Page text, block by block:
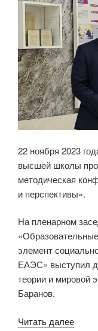
22 ноября 2023
высшей школы
методическая
и перспективы».
На пленарном
элемент
ЕАЭС» выступил
теории и мировой
Баранов.
Читать далее